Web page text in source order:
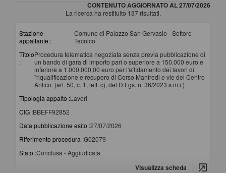
CONTENUTO AGGIORNATO AL 27/07/2026
La ricerca ha restituito 137 risultati.
Stazione
appaltante :
Comune di Palazzo San Gervasio - Settore
Tecnico
Titolo
:
Procedura telematica negoziata senza previa pubblicazione di
un bando di gara di importo pari o superiore a 150.000 euro e
inferiore a 1.000.000,00 euro per l'affidamento dei lavori di
"riqualificazione e recupero di Corso Manfredi e vie del Centro
Antico. (art. 50, c. 1, lett. c), del D.Lgs. n. 36/2023 s.m.i.).
Tipologia appalto :Lavori
CIG :BBEFF92852
Data pubblicazione esito :27/07/2026
Riferimento procedura :G02079
Stato :Conclusa - Aggiudicata
Visualizza scheda